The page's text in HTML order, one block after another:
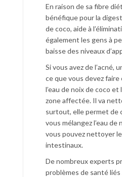
En raison de sa fibre
bénéfique pour la
de coco, aide à
également les gens à
baisse des niveaux
Si vous avez de l’acné,
ce que vous devez
l’eau de noix de coco
zone affectée. Il va
surtout, elle permet de
vous mélangez l’eau de
vous pouvez nettoyer
intestinaux.
De nombreux experts
problèmes de santé